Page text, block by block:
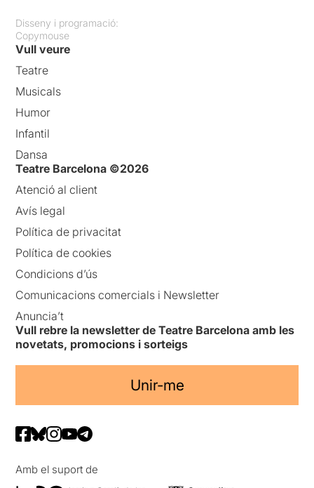
Disseny i programació:
Copymouse
Vull veure
Teatre
Musicals
Humor
Infantil
Dansa
Teatre Barcelona ©2026
Atenció al client
Avís legal
Política de privacitat
Política de cookies
Condicions d’ús
Comunicacions comercials i Newsletter
Anuncia’t
Vull rebre la newsletter de Teatre Barcelona amb les
novetats, promocions i sorteigs
Unir-me
Amb el suport de